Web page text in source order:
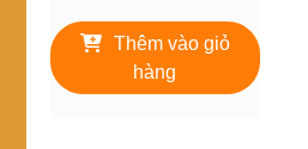
là:
250,000₫.
tại
150,000₫.
Thêm vào giỏ
hàng